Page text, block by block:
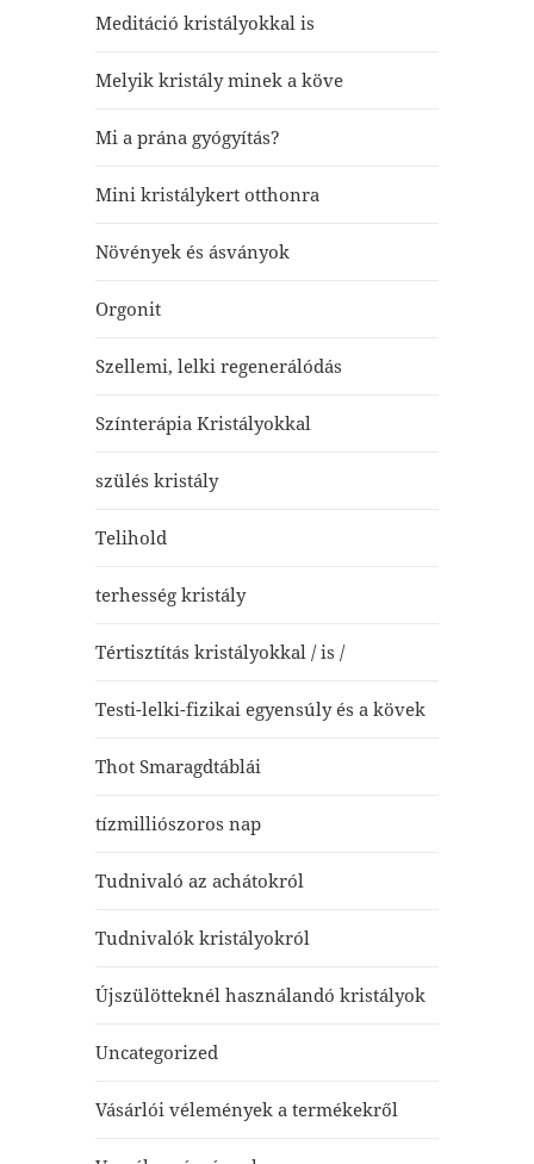
Meditáció kristályokkal is
Melyik kristály minek a köve
Mi a prána gyógyítás?
Mini kristálykert otthonra
Növények és ásványok
Orgonit
Szellemi, lelki regenerálódás
Színterápia Kristályokkal
szülés kristály
Telihold
terhesség kristály
Tértisztítás kristályokkal / is /
Testi-lelki-fizikai egyensúly és a kövek
Thot Smaragdtáblái
tízmilliószoros nap
Tudnivaló az achátokról
Tudnivalók kristályokról
Újszülötteknél használandó kristályok
Uncategorized
Vásárlói vélemények a termékekről